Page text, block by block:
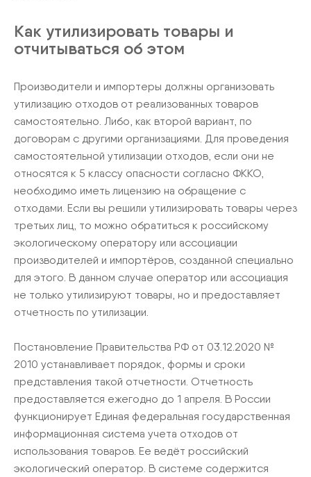
Как утилизировать товары и
отчитываться об этом
Производители и импортеры должны организовать
утилизацию отходов от реализованных товаров
самостоятельно. Либо, как второй вариант, по
договорам с другими организациями. Для проведения
самостоятельной утилизации отходов, если они не
относятся к 5 классу опасности согласно ФККО,
необходимо иметь лицензию на обращение с
отходами. Если вы решили утилизировать товары через
третьих лиц, то можно обратиться к российскому
экологическому оператору или ассоциации
производителей и импортёров, созданной специально
для этого. В данном случае оператор или ассоциация
не только утилизируют товары, но и предоставляет
отчетность по утилизации.
Постановление Правительства РФ от 03.12.2020 №
2010 устанавливает порядок, формы и сроки
представления такой отчетности. Отчетность
предоставляется ежегодно до 1 апреля. В России
функционирует Единая федеральная государственная
информационная система учета отходов от
использования товаров. Ее ведёт российский
экологический оператор. В системе содержится